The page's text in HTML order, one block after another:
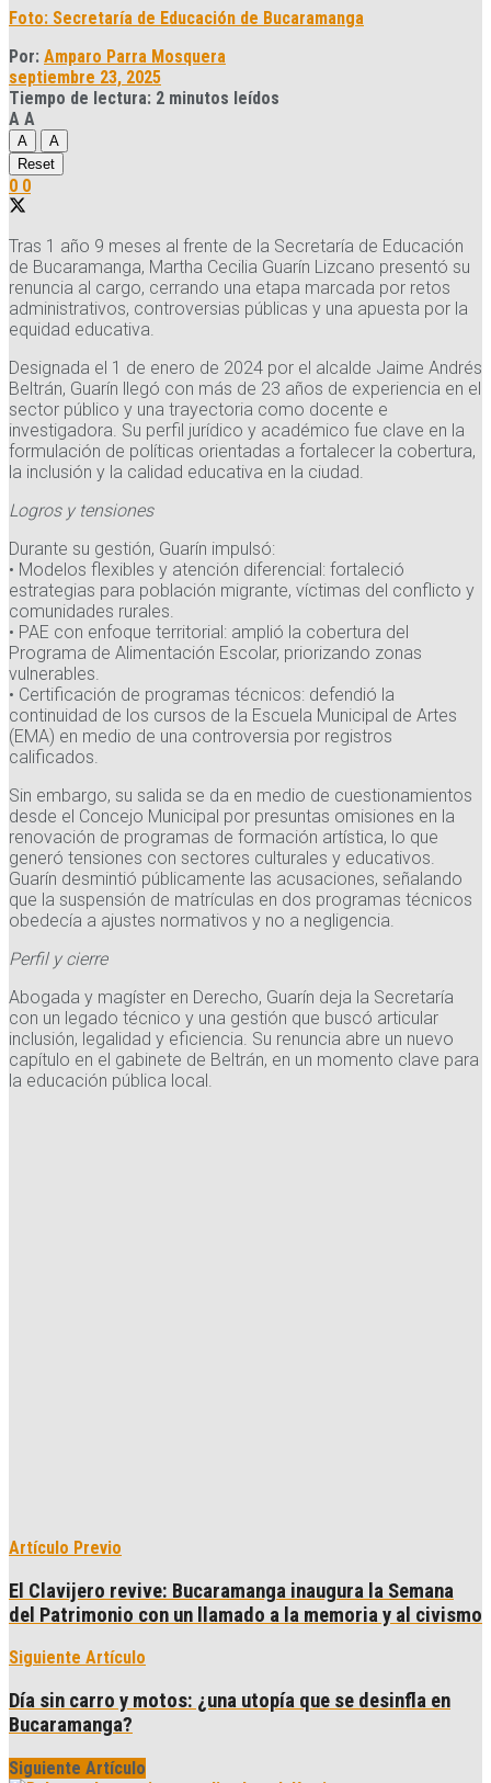
Foto: Secretaría de Educación de Bucaramanga
Por: Amparo Parra Mosquera
septiembre 23, 2025
Tiempo de lectura: 2 minutos leídos
A A
A
A
Reset
0 0
Tras 1 año 9 meses al frente de la Secretaría de Educación
de Bucaramanga, Martha Cecilia Guarín Lizcano presentó su
renuncia al cargo, cerrando una etapa marcada por retos
administrativos, controversias públicas y una apuesta por la
equidad educativa.
Designada el 1 de enero de 2024 por el alcalde Jaime Andrés
Beltrán, Guarín llegó con más de 23 años de experiencia en el
sector público y una trayectoria como docente e
investigadora. Su perfil jurídico y académico fue clave en la
formulación de políticas orientadas a fortalecer la cobertura,
la inclusión y la calidad educativa en la ciudad.
Logros y tensiones
Durante su gestión, Guarín impulsó:
• Modelos flexibles y atención diferencial: fortaleció
estrategias para población migrante, víctimas del conflicto y
comunidades rurales.
• PAE con enfoque territorial: amplió la cobertura del
Programa de Alimentación Escolar, priorizando zonas
vulnerables.
• Certificación de programas técnicos: defendió la
continuidad de los cursos de la Escuela Municipal de Artes
(EMA) en medio de una controversia por registros
calificados.
Sin embargo, su salida se da en medio de cuestionamientos
desde el Concejo Municipal por presuntas omisiones en la
renovación de programas de formación artística, lo que
generó tensiones con sectores culturales y educativos.
Guarín desmintió públicamente las acusaciones, señalando
que la suspensión de matrículas en dos programas técnicos
obedecía a ajustes normativos y no a negligencia.
Perfil y cierre
Abogada y magíster en Derecho, Guarín deja la Secretaría
con un legado técnico y una gestión que buscó articular
inclusión, legalidad y eficiencia. Su renuncia abre un nuevo
capítulo en el gabinete de Beltrán, en un momento clave para
la educación pública local.
Artículo Previo
El Clavijero revive: Bucaramanga inaugura la Semana
del Patrimonio con un llamado a la memoria y al civismo
Siguiente Artículo
Día sin carro y motos: ¿una utopía que se desinfla en
Bucaramanga?
Siguiente Artículo